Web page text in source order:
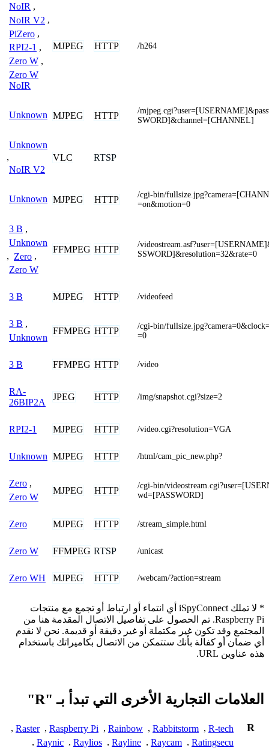
NoIR ,
NoIR V2 ,
PiZero ,
RPI2-1 ,
Zero W ,
Zero W
NoIR
MJPEG HTTP /h264
Unknown MJPEG HTTP
/
SWORD]&channel=[CHANNEL]
Unknown
,
NoIR V2
VLC RTSP
Unknown MJPEG HTTP
/cgi-bin/
=on&motion=0
3 B ,
Unknown
, Zero ,
Zero W
FFMPEG HTTP
/
SSWORD]&resolution=32&rate=0
3 B MJPEG HTTP /videofeed
3 B ,
Unknown
FFMPEG HTTP
/cgi-bin/
=0
3 B FFMPEG HTTP /video
RA-
26BIP2A
JPEG HTTP /img/snapshot.cgi?size=2
RPI2-1 MJPEG HTTP /video.cgi?resolution=VGA
Unknown MJPEG HTTP /html/cam_pic_new.php?
Zero ,
Zero W
MJPEG HTTP
/cgi-bin/
wd=[PASSWORD]
Zero MJPEG HTTP /stream_simple.html
Zero W FFMPEG RTSP /unicast
Zero WH MJPEG HTTP /webcam/?action=stream
* لا تملك iSpyConnect أي انتماء أو ارتباط أو تجمع مع منتجات
Raspberry Pi. تم الحصول على تفاصيل الاتصال المقدمة هنا من
المجتمع وقد تكون غير مكتملة أو غير دقيقة أو قديمة. نحن لا نقدم
أي ضمان أو كفالة بأنك ستتمكن من الاتصال بكاميراتك باستخدام
هذه عناوين URL.
العلامات التجارية الأخرى التي تبدأ بـ "R"
R
R-tech
,
Rabbitstorm
,
Rainbow
,
Raspberry Pi
,
Raster
,
Ratingsecu
,
Raycam
,
Rayline
,
Raylios
,
Raynic
,